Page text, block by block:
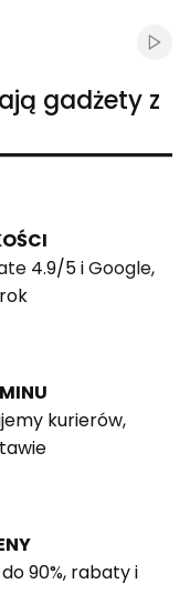
gadżety z
4.9/5 iGoogle,
kurierów,
90%, rabaty i